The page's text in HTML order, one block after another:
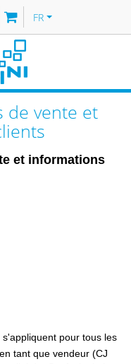
FR
de vente et
et informations
pour tous les
tant que vendeur (CJ